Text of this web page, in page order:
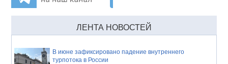
ЛЕНТА НОВОСТЕЙ
В июне зафиксировано падение внутреннего
турпотока в России